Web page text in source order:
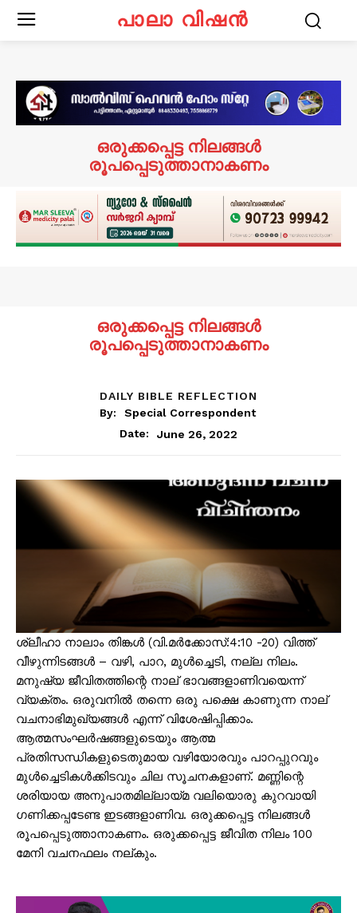
പാലാ വിഷൻ
ഒരുക്കപ്പെട്ട നിലങ്ങൾ
രൂപപ്പെടുത്താനാകണം
ഒരുക്കപ്പെട്ട നിലങ്ങൾ
രൂപപ്പെടുത്താനാകണം
DAILY BIBLE REFLECTION
By:
Special Correspondent
Date:
June 26, 2022
ശ്ലീഹാ നാലാം തിങ്കൾ (വി.മർക്കോസ്:4:10 -20) വിത്ത്
വീഴുന്നിടങ്ങൾ – വഴി, പാറ, മുൾച്ചെടി, നല്ല നിലം.
മനുഷ്യ ജീവിതത്തിന്റെ നാല് ഭാവങ്ങളാണിവയെന്ന്
വ്യക്തം. ഒരുവനിൽ തന്നെ ഒരു പക്ഷെ കാണുന്ന നാല്
വചനാഭിമുഖ്യങ്ങൾ എന്ന് വിശേഷിപ്പിക്കാം.
ആത്മസംഘർഷങ്ങളുടെയും ആത്മ
പ്രതിസന്ധികളുടെതുമായ വഴിയോരവും പാറപ്പുറവും
മുൾച്ചെടികൾക്കിടവും ചില സൂചനകളാണ്. മണ്ണിന്റെ
ശരിയായ അനുപാതമില്ലായ്മ വലിയൊരു കുറവായി
ഗണിക്കപ്പടേണ്ട ഇടങ്ങളാണിവ. ഒരുക്കപ്പെട്ട നിലങ്ങൾ
രൂപപ്പെടുത്താനാകണം. ഒരുക്കപ്പെട്ട ജീവിത നിലം 100
മേനി വചനഫലം നല്കും.